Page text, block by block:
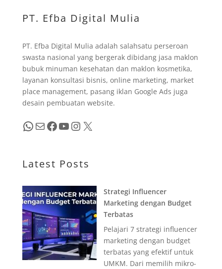
PT. Efba Digital Mulia
PT. Efba Digital Mulia adalah salahsatu perseroan
swasta nasional yang bergerak dibidang jasa maklon
bubuk minuman kesehatan dan maklon kosmetika,
layanan konsultasi bisnis, online marketing, market
place management, pasang iklan Google Ads juga
desain pembuatan website.
WhatsApp Mail Facebook YouTube InstagramX
Latest Posts
Strategi Influencer
Marketing dengan Budget
Terbatas
Pelajari 7 strategi influencer
marketing dengan budget
terbatas yang efektif untuk
UMKM. Dari memilih mikro-